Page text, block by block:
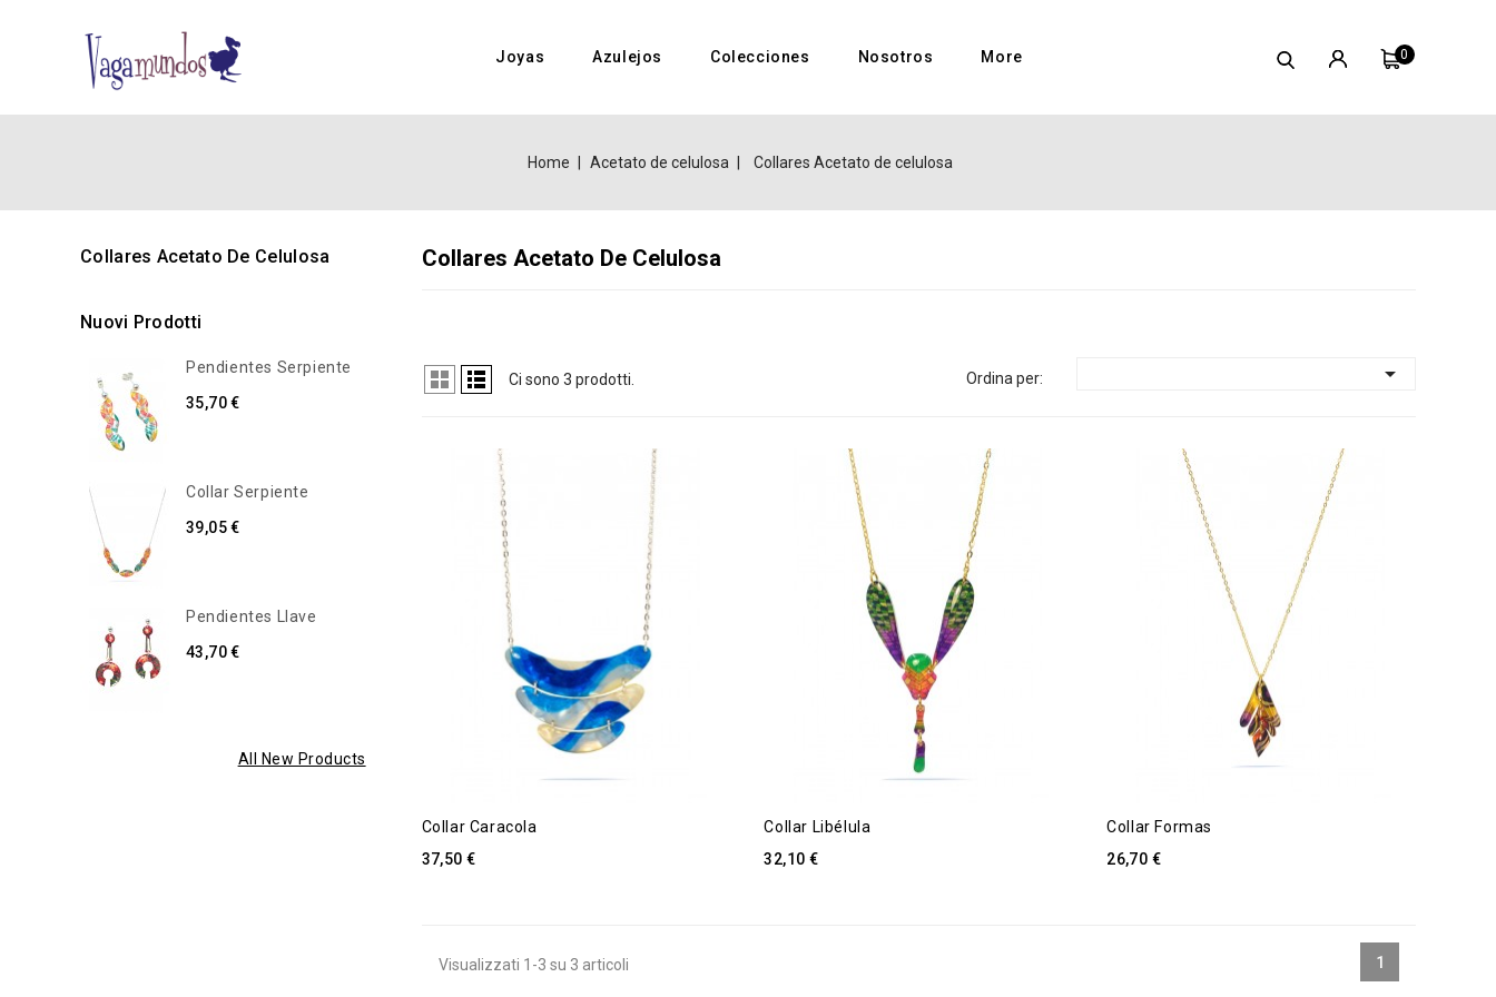
0
Joyas Azulejos Colecciones Nosotros More
Home Acetato de celulosa Collares Acetato de celulosa
Collares Acetato De Celulosa
Nuovi Prodotti
Pendientes Serpiente
35,70 €
Collar Serpiente
39,05 €
Pendientes Llave
43,70 €
All New Products
Collares Acetato De Celulosa
Ci sono 3 prodotti. Ordina per: 
Collar Caracola
37,50 €
Collar Libélula
32,10 €
Collar Formas
26,70 €
Visualizzati 1-3 su 3 articoli 1